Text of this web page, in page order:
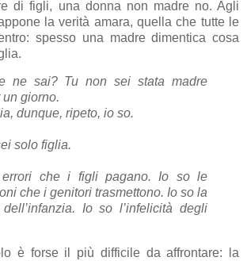
di figli, una donna non madre no. Agli
la verità amara, quella che tutte le
spesso una madre dimentica cosa
ne sai? Tu non sei stata madre
giorno.
dunque, ripeto, io so.
solo figlia.
che i figli pagano. Io so le
che i genitori trasmettono. Io so la
Io so l’infelicità degli
è forse il più difficile da affrontare: la